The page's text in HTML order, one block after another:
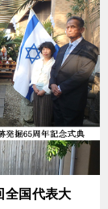
全国代表大